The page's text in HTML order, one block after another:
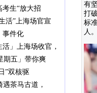
生“放大招
活”上海场官宣
事件化
」上海场收官，
期五」带你爽
”双核驱
茶马古道，
有
打
标
人